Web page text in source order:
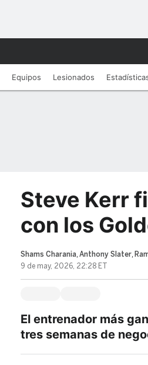
Equipos Lesionados
Steve Kerr
con los
Shams Charania,Anthony Slater,
9 de may, 2026, 22:28 ET
El entrenador más
tres semanas de